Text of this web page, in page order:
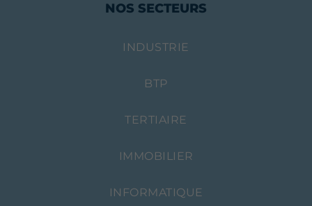
NOS SECTEURS
INDUSTRIE
BTP
TERTIAIRE
IMMOBILIER
INFORMATIQUE